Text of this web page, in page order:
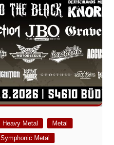
Heavy Metal
Metal
Symphonic Metal